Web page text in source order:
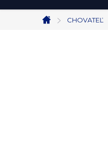
Domov
CHOVATEĽ